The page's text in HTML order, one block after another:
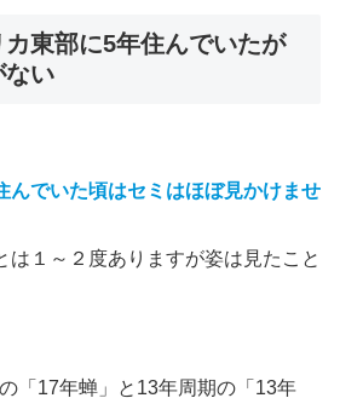
東部に5年住んでいたが
ない
んでいた頃はセミはほぼ見かけませ
は１～２度ありますが姿は見たこと
「17年蝉」と13年周期の「13年